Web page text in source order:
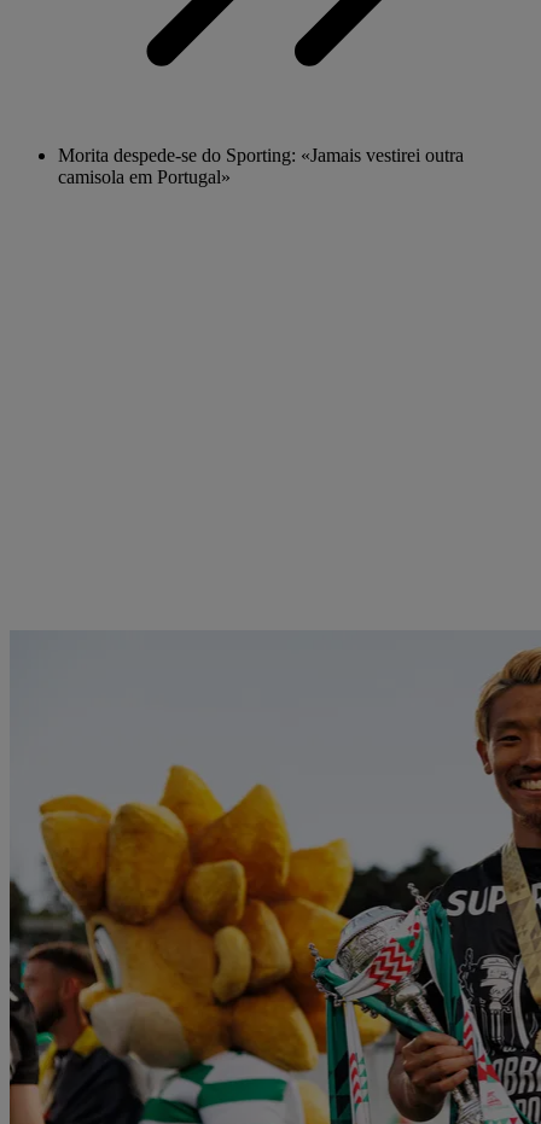
Morita despede-se do Sporting: «Jamais vestirei outra
camisola em Portugal»